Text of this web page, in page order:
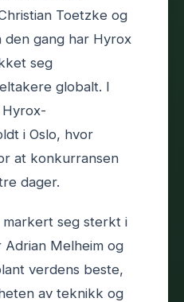
Toetzke og
den gang har Hyrox
seg
globalt. I
i Oslo, hvor
at konkurransen
dager.
seg sterkt i
Adrian Melheim og
verdens beste,
av teknikk og